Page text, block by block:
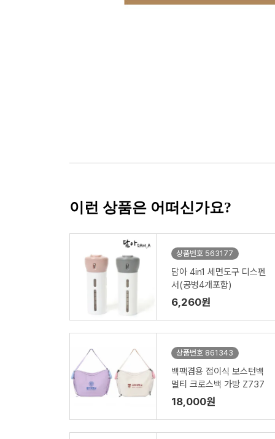
이런 상품은 어떠신가요?
상품번호 563177
담아 4in1 세면도구 디스펜
서(공병4개포함)
6,260원
상품번호 861343
백팩겸용 접이식 보스턴백
멀티 크로스백 가방 Z737
18,000원